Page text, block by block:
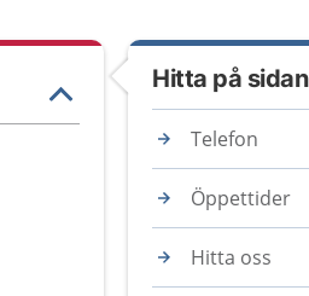
Hitta på sidan
Telefon
Öppettider
Hitta oss